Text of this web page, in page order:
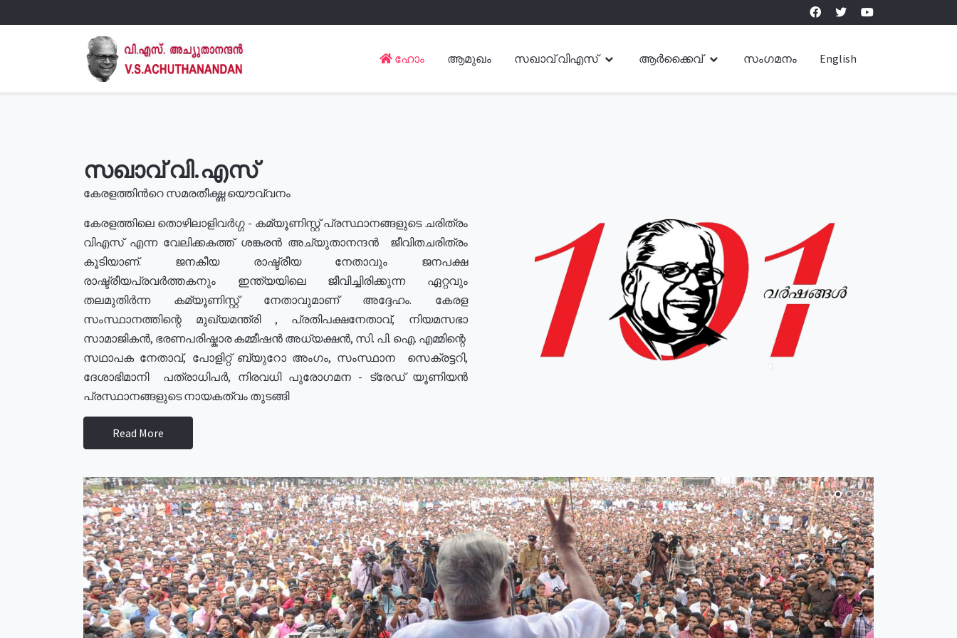
ഹോം ആമുഖം സഖാവ് വിഎസ് ആർക്കൈവ് സംഗമനം English
സഖാവ് വി.എസ്
കേരളത്തിൻറെ സമരതീക്ഷ്ണ യൌവ്വനം
കേരളത്തിലെ തൊഴിലാളിവർഗ്ഗ - കമ്യൂണിസ്റ്റ് പ്രസ്ഥാനങ്ങളുടെ ചരിത്രം
വിഎസ് എന്ന വേലിക്കകത്ത് ശങ്കരൻ അച്യുതാനന്ദൻ ജീവിതചരിത്രം
കൂടിയാണ്. ജനകീയ രാഷ്ട്രീയ നേതാവും ജനപക്ഷ
രാഷ്ട്രീയപ്രവർത്തകനും ഇന്ത്യയിലെ ജീവിച്ചിരിക്കുന്ന ഏറ്റവും
തലമുതിർന്ന കമ്യൂണിസ്റ്റ് നേതാവുമാണ് അദ്ദേഹം. കേരള
സംസ്ഥാനത്തിന്റെ മുഖ്യമന്ത്രി , പ്രതിപക്ഷനേതാവ്, നിയമസഭാ
സാമാജികൻ, ഭരണപരിഷ്കാര കമ്മീഷൻ അധ്യക്ഷൻ, സി. പി. ഐ. എമ്മിന്റെ
സഥാപക നേതാവ്, പോളിറ്റ് ബ്യുറോ അംഗം, സംസ്ഥാന സെക്രട്ടറി,
ദേശാഭിമാനി പത്രാധിപർ, നിരവധി പുരോഗമന - ട്രേഡ് യൂണിയൻ
പ്രസ്ഥാനങ്ങളുടെ നായകത്വം തുടങ്ങി
Read More